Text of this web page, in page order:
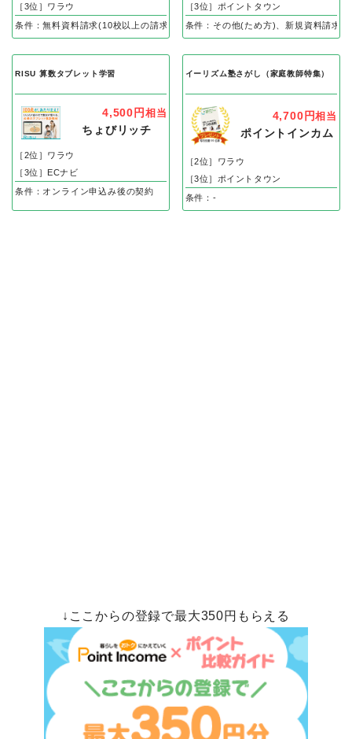
［3位］ワラウ
条件：無料資料請求(10校以上の請求)
［3位］ポイントタウン
条件：その他(ため方)、新規資料請求完
RISU 算数タブレット学習
4,500円 相当
ちょびリッチ
［2位］ワラウ
［3位］ECナビ
条件：オンライン申込み後の契約
イーリズム塾さがし（家庭教師特集）
4,700円相当
ポイントインカム
［2位］ワラウ
［3位］ポイントタウン
条件：-
↓ここからの登録で最大350円もらえる